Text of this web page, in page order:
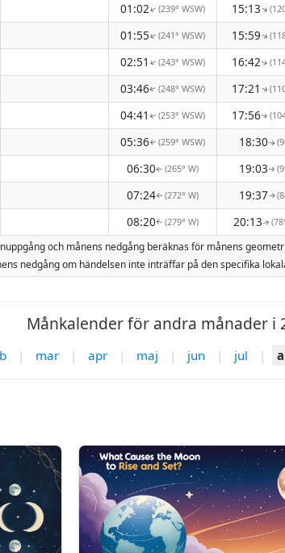
01:02↑(239° WSW) 15:13↑
01:55↑(241° WSW) 15:59↑
02:51 ↑(243° WSW) 16:42↑
03:46↑(248° WSW) 17:21 ↑
04:41 ↑(253° WSW) 17:56↑
05:36↑(259° WSW) 18:30↑
06:30↑(265° W) 19:03↑
07:24↑(272° W) 19:37↑
08:20↑(279° W) 20:13↑
och månens nedgång beräknas för månens
nedgång om händelsen inte inträffar på den specifika
Månkalender för andra månader i
| mar | apr | maj | jun | jul |